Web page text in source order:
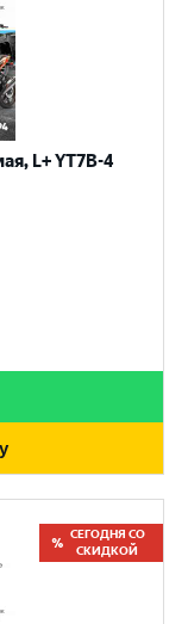
L+ YT7B-4
СЕГОДНЯ СО
СКИДКОЙ